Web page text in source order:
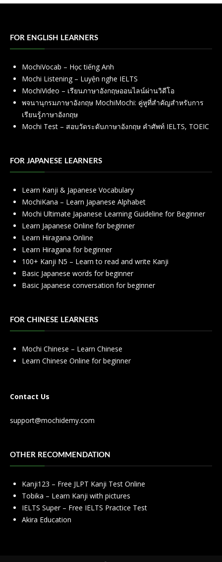
FOR ENGLISH LEARNERS
MochiVocab – Học tiếng Anh
Mochi Listening – Luyện nghe IELTS
MochiVideo – เรียนภาษาอังกฤษออนไลน์ผ่านวิดีโอ
พจนานุกรมภาษาอังกฤษ MochiMochi: คู่หูที่สำคัญสำหรับการ
เรียนรู้ภาษาอังกฤษ
Mochi Test – สอบวัดระดับภาษาอังกฤษ คำศัพท์ IELTS, TOEIC
FOR JAPANESE LEARNERS
Learn Kanji & Japanese Vocabulary
MochiKana – Learn Japanese Alphabet
Mochi Ultimate Japanese Learning Guideline for Beginner
Learn Japanese Online for beginner
Learn Hiragana Online
Learn Hiragana for beginner
100+ Kanji N5 – Learn to read and write Kanji
Basic Japanese words for beginner
Basic Japanese conversation for beginner
FOR CHINESE LEARNERS
Mochi Chinese – Learn Chinese
Learn Chinese Online for beginner
Contact Us
support@mochidemy.com
OTHER RECOMMENDATION
Kanji123 – Free JLPT Kanji Test Online
Tobika – Learn Kanji with pictures
IELTS Super – Free IELTS Practice Test
Akira Education